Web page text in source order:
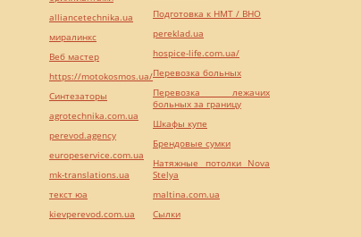
alliancetechnika.ua
миралинкс
Веб мастер
https://motokosmos.ua/
Синтезаторы
agrotechnika.com.ua
perevod.agency
europeservice.com.ua
mk-translations.ua
текст юа
kievperevod.com.ua
Подготовка к НМТ / ВНО
pereklad.ua
hospice-life.com.ua/
Перевозка больных
Перевозка лежачих
больных за границу
Шкафы купе
Брендовые сумки
Натяжные потолки Nova
Stelya
maltina.com.ua
Cылки